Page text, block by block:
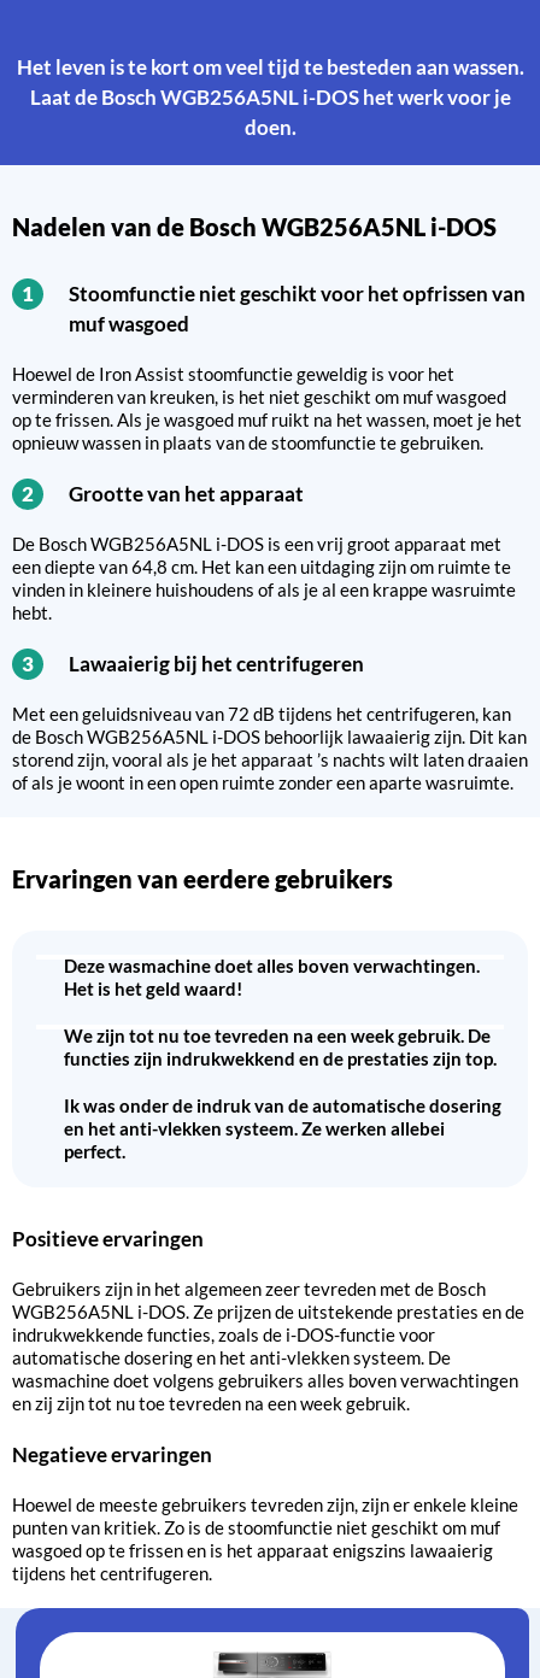
Het leven is te kort om veel tijd te besteden aan wassen.
Laat de Bosch WGB256A5NL i-DOS het werk voor je
doen.
Nadelen van de Bosch WGB256A5NL i-DOS
1
Stoomfunctie niet geschikt voor het opfrissen van
muf wasgoed
Hoewel de Iron Assist stoomfunctie geweldig is voor het
verminderen van kreuken, is het niet geschikt om muf wasgoed
op te frissen. Als je wasgoed muf ruikt na het wassen, moet je het
opnieuw wassen in plaats van de stoomfunctie te gebruiken.
2 Grootte van het apparaat
De Bosch WGB256A5NL i-DOS is een vrij groot apparaat met
een diepte van 64,8 cm. Het kan een uitdaging zijn om ruimte te
vinden in kleinere huishoudens of als je al een krappe wasruimte
hebt.
3 Lawaaierig bij het centrifugeren
Met een geluidsniveau van 72 dB tijdens het centrifugeren, kan
de Bosch WGB256A5NL i-DOS behoorlijk lawaaierig zijn. Dit kan
storend zijn, vooral als je het apparaat ’s nachts wilt laten draaien
of als je woont in een open ruimte zonder een aparte wasruimte.
Ervaringen van eerdere gebruikers
Deze wasmachine doet alles boven verwachtingen.
Het is het geld waard!
We zijn tot nu toe tevreden na een week gebruik. De
functies zijn indrukwekkend en de prestaties zijn top.
Ik was onder de indruk van de automatische dosering
en het anti-vlekken systeem. Ze werken allebei
perfect.
Positieve ervaringen
Gebruikers zijn in het algemeen zeer tevreden met de Bosch
WGB256A5NL i-DOS. Ze prijzen de uitstekende prestaties en de
indrukwekkende functies, zoals de i-DOS-functie voor
automatische dosering en het anti-vlekken systeem. De
wasmachine doet volgens gebruikers alles boven verwachtingen
en zij zijn tot nu toe tevreden na een week gebruik.
Negatieve ervaringen
Hoewel de meeste gebruikers tevreden zijn, zijn er enkele kleine
punten van kritiek. Zo is de stoomfunctie niet geschikt om muf
wasgoed op te frissen en is het apparaat enigszins lawaaierig
tijdens het centrifugeren.